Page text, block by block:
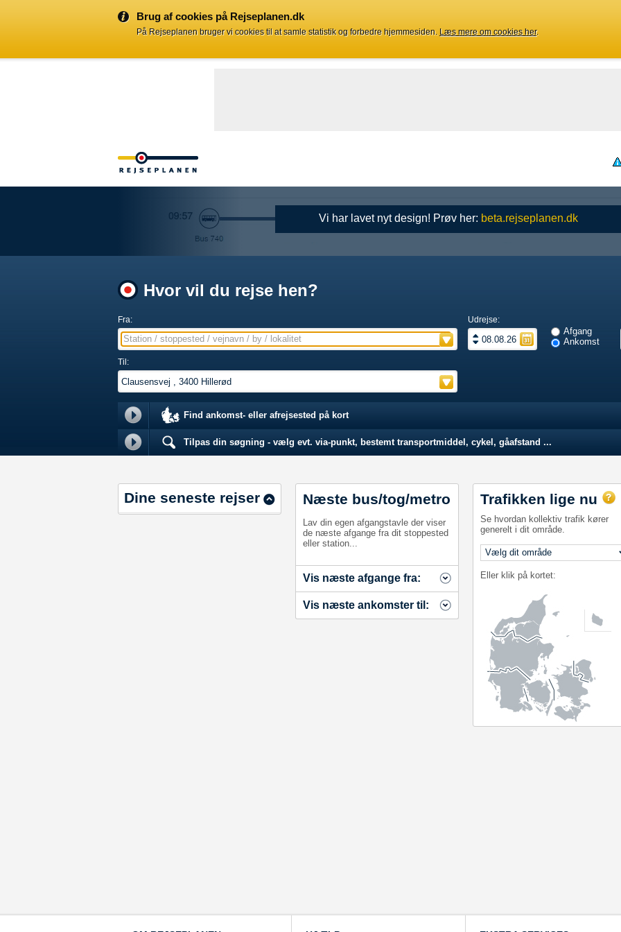
Brug af cookies på Rejseplanen.dk
På Rejseplanen bruger vi cookies til at samle statistik og forbedre hjemmesiden. Læs mere om cookies her.
Vi har lavet nyt design! Prøv her: beta.rejseplanen.dk
Hvor vil du rejse hen?
Fra:
Station / stoppested / vejnavn / by / lokalitet
Udrejse:
Afgang
Ankomst
Til:
Find ankomst- eller afrejsested på kort
Tilpas din søgning - vælg evt. via-punkt, bestemt transportmiddel, cykel, gåafstand ...
Dine seneste rejser Næste bus/tog/metro
Lav din egen afgangstavle der viser
de næste afgange fra dit stoppested
eller station...
Vis næste afgange fra:
Vis næste ankomster til:
Trafikken lige nu
Se hvordan kollektiv trafik kører
generelt i dit område.
Eller klik på kortet: